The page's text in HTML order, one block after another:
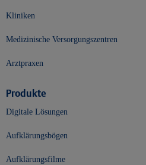
Kliniken
Medizinische Versorgungszentren
Arztpraxen
Produkte
Digitale Lösungen
Aufklärungsbögen
Aufklärungsfilme